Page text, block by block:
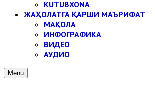
KUTUBXONA
ЖАҲОЛАТГА ҚАРШИ МАЪРИФАТ
МАҚОЛА
ИНФОГРАФИКА
ВИДЕО
АУДИО
Menu